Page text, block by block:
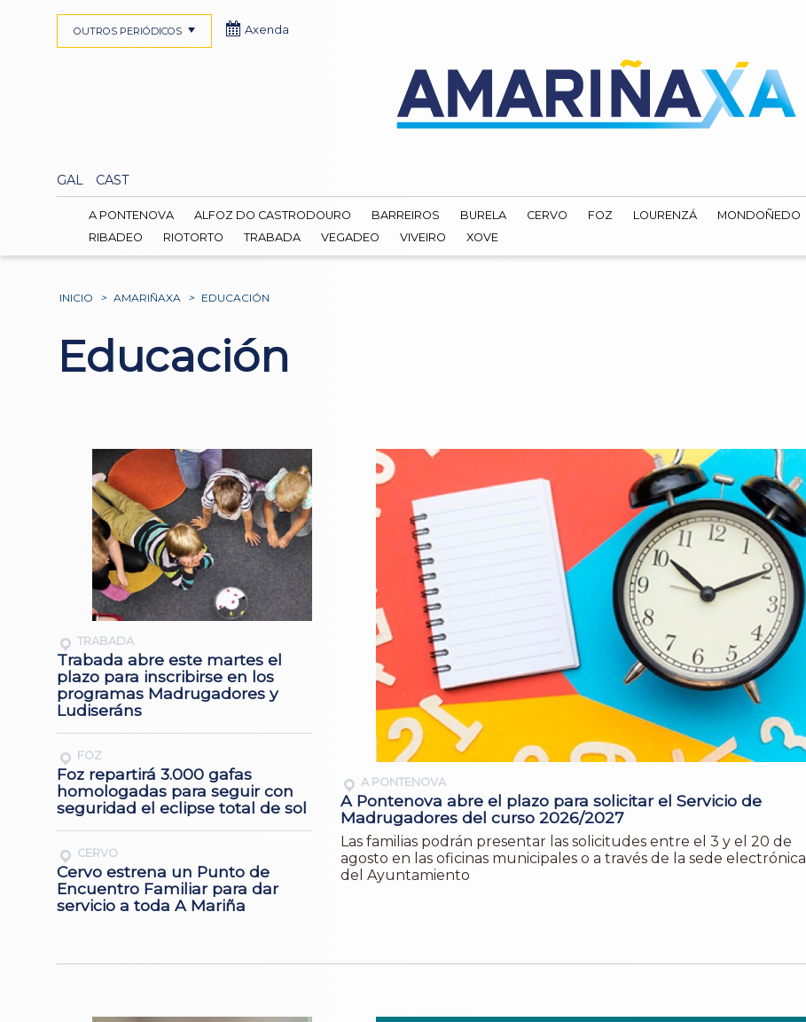
GAL CAST
OUTROS PERIÓDICOS Axenda
A PONTENOVA ALFOZ DO CASTRODOURO BARREIROS BURELA CERVO FOZ LOURENZÁ MONDOÑEDO
RIBADEO
RIOTORTO TRABADA VEGADEO VIVEIRO XOVE
INICIO > AMARIÑAXA > EDUCACIÓN
Educación
TRABADA
Trabada abre este martes el
plazo para inscribirse en los
programas Madrugadores y
Ludiseráns
FOZ
Foz repartirá 3.000 gafas
homologadas para seguir con
seguridad el eclipse total de sol
CERVO
Cervo estrena un Punto de
Encuentro Familiar para dar
servicio a toda A Mariña
A PONTENOVA
A Pontenova abre el plazo para solicitar el Servicio de
Madrugadores del curso 2026/2027
Las familias podrán presentar las solicitudes entre el 3 y el 20 de
agosto en las oficinas municipales o a través de la sede electrónica
del Ayuntamiento